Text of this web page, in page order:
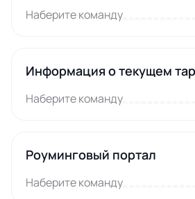
Наберите команду
Информация о текущем
Наберите команду
Роуминговый портал
Наберите команду